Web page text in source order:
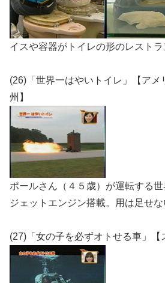
イスや容器がトイレの形のレストラ
(26)「世界一はやいトイレ」【アメ
州】
ポールさん（４５歳）が運転する世
ジェットエンジン搭載。用は足せな
(27)「女の子を必ずオトせる車」【